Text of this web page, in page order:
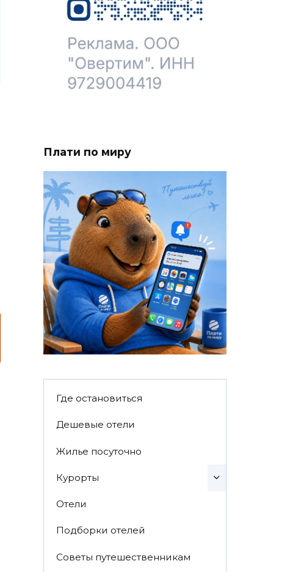
Плати по миру
Где остановиться
Дешевые отели
Жилье посуточно
Курорты
Отели
Подборки отелей
Советы путешественникам